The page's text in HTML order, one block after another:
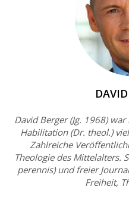
David Berger (Jg. 1968)
Habilitation (Dr. theol.)
Zahlreiche
Theologie des Mittelalters.
perennis) und freier
Freiheit,